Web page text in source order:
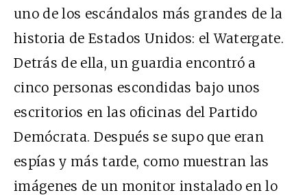
uno de los escándalos más grandes de la
historia de Estados Unidos: el Watergate.
Detrás de ella, un guardia encontró a
cinco personas escondidas bajo unos
escritorios en las oficinas del Partido
Demócrata. Después se supo que eran
espías y más tarde, como muestran las
imágenes de un monitor instalado en lo